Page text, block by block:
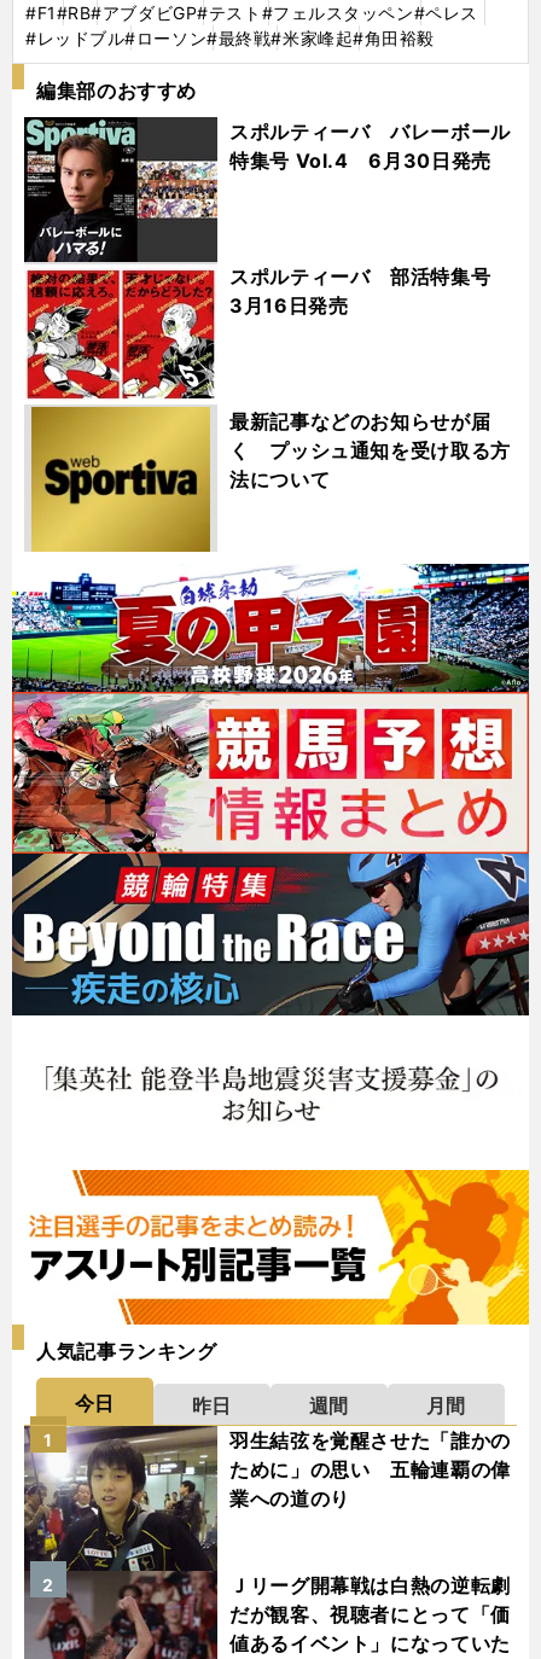
#F1#RB#アブダビGP#テスト #フェルスタッペン#ペレス
#レッドブル#ローソン#最終戦#米家峰起#角田裕毅
編集部のおすすめ
スポルティーバ バレーボール
特集号 Vol.4 6月30日発売
スポルティーバ 部活特集号
3月16日発売
最新記事などのお知らせが届
く プッシュ通知を受け取る方
法について
人気記事ランキング
今日 昨日 週間
月間
羽生結弦を覚醒させた「誰かの
ために」の思い 五輪連覇の偉
業への道のり
1
Ｊリーグ開幕戦は白熱の逆転劇
だが観客、視聴者にとって「価
値あるイベント」になっていた
2